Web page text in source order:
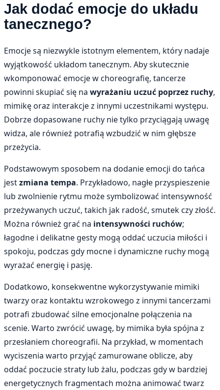
Jak dodać emocje do układu
tanecznego?
Emocje są niezwykle istotnym elementem, który nadaje
wyjątkowość układom tanecznym. Aby skutecznie
wkomponować emocje w choreografię, tancerze
powinni skupiać się na wyrażaniu uczuć poprzez ruchy,
mimikę oraz interakcje z innymi uczestnikami występu.
Dobrze dopasowane ruchy nie tylko przyciągają uwagę
widza, ale również potrafią wzbudzić w nim głębsze
przeżycia.
Podstawowym sposobem na dodanie emocji do tańca
jestzmiana tempa. Przykładowo, nagłe przyspieszenie
lub zwolnienie rytmu może symbolizować intensywność
przeżywanych uczuć, takich jak radość, smutek czy złość.
Można również grać na intensywności ruchów;
łagodne i delikatne gesty mogą oddać uczucia miłości i
spokoju, podczas gdy mocne i dynamiczne ruchy mogą
wyrażać energię i pasję.
Dodatkowo, konsekwentne wykorzystywanie mimiki
twarzy oraz kontaktu wzrokowego z innymi tancerzami
potrafi zbudować silne emocjonalne połączenia na
scenie. Warto zwrócić uwagę, by mimika była spójna z
przesłaniem choreografii. Na przykład, w momentach
wyciszenia warto przyjąć zamurowane oblicze, aby
oddać poczucie straty lub żalu, podczas gdy w bardziej
energetycznych fragmentach można animować twarz